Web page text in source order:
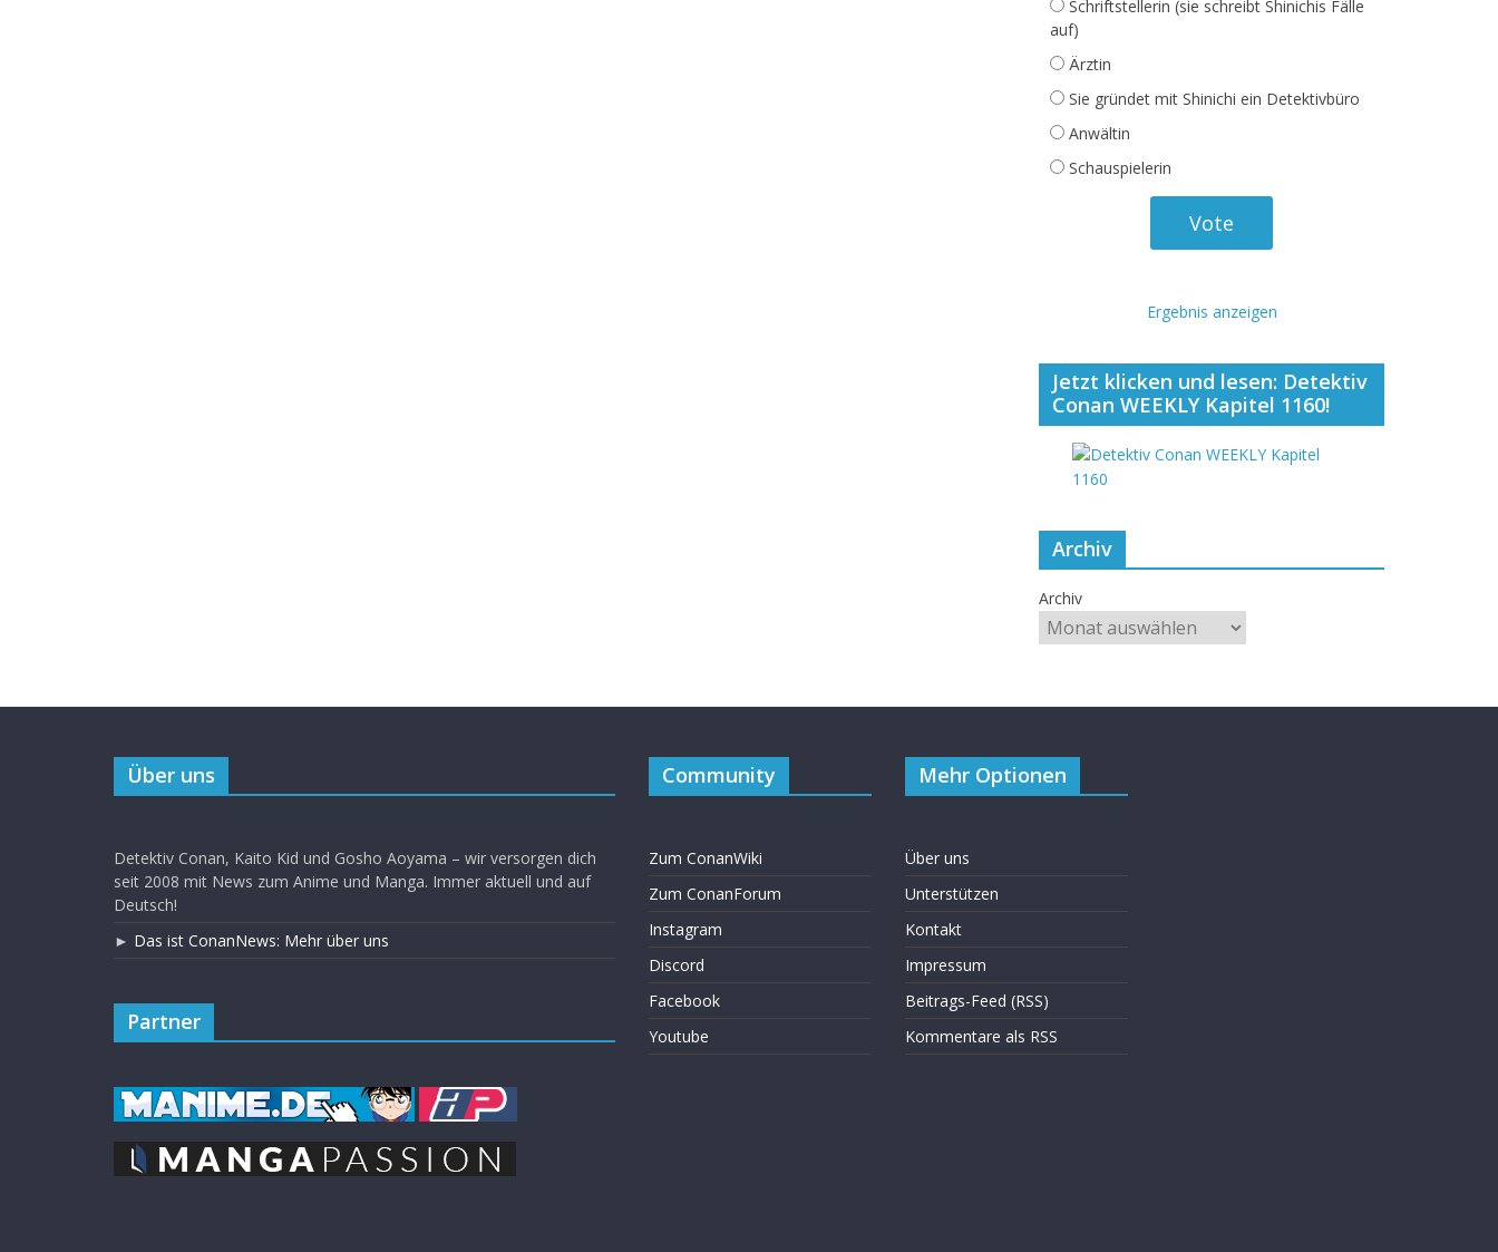
Schriftstellerin (sie schreibt Shinichis Fälle
auf)
Ärztin
Sie gründet mit Shinichi ein Detektivbüro
Anwältin
Schauspielerin
Ergebnis anzeigen
Jetzt klicken und lesen: Detektiv
Conan WEEKLY Kapitel 1160!
Archiv
Archiv
Über uns
Detektiv Conan, Kaito Kid und Gosho Aoyama – wir versorgen dich
seit 2008 mit News zum Anime und Manga. Immer aktuell und auf
Deutsch!
► Das ist ConanNews: Mehr über uns
Partner
Community
Zum ConanWiki
Zum ConanForum
Instagram
Discord
Facebook
Youtube
Mehr Optionen
Über uns
Unterstützen
Kontakt
Impressum
Beitrags-Feed (RSS)
Kommentare als RSS